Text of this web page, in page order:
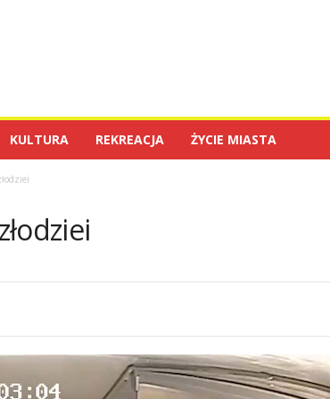
KULTURA REKREACJA ŻYCIE MIASTA